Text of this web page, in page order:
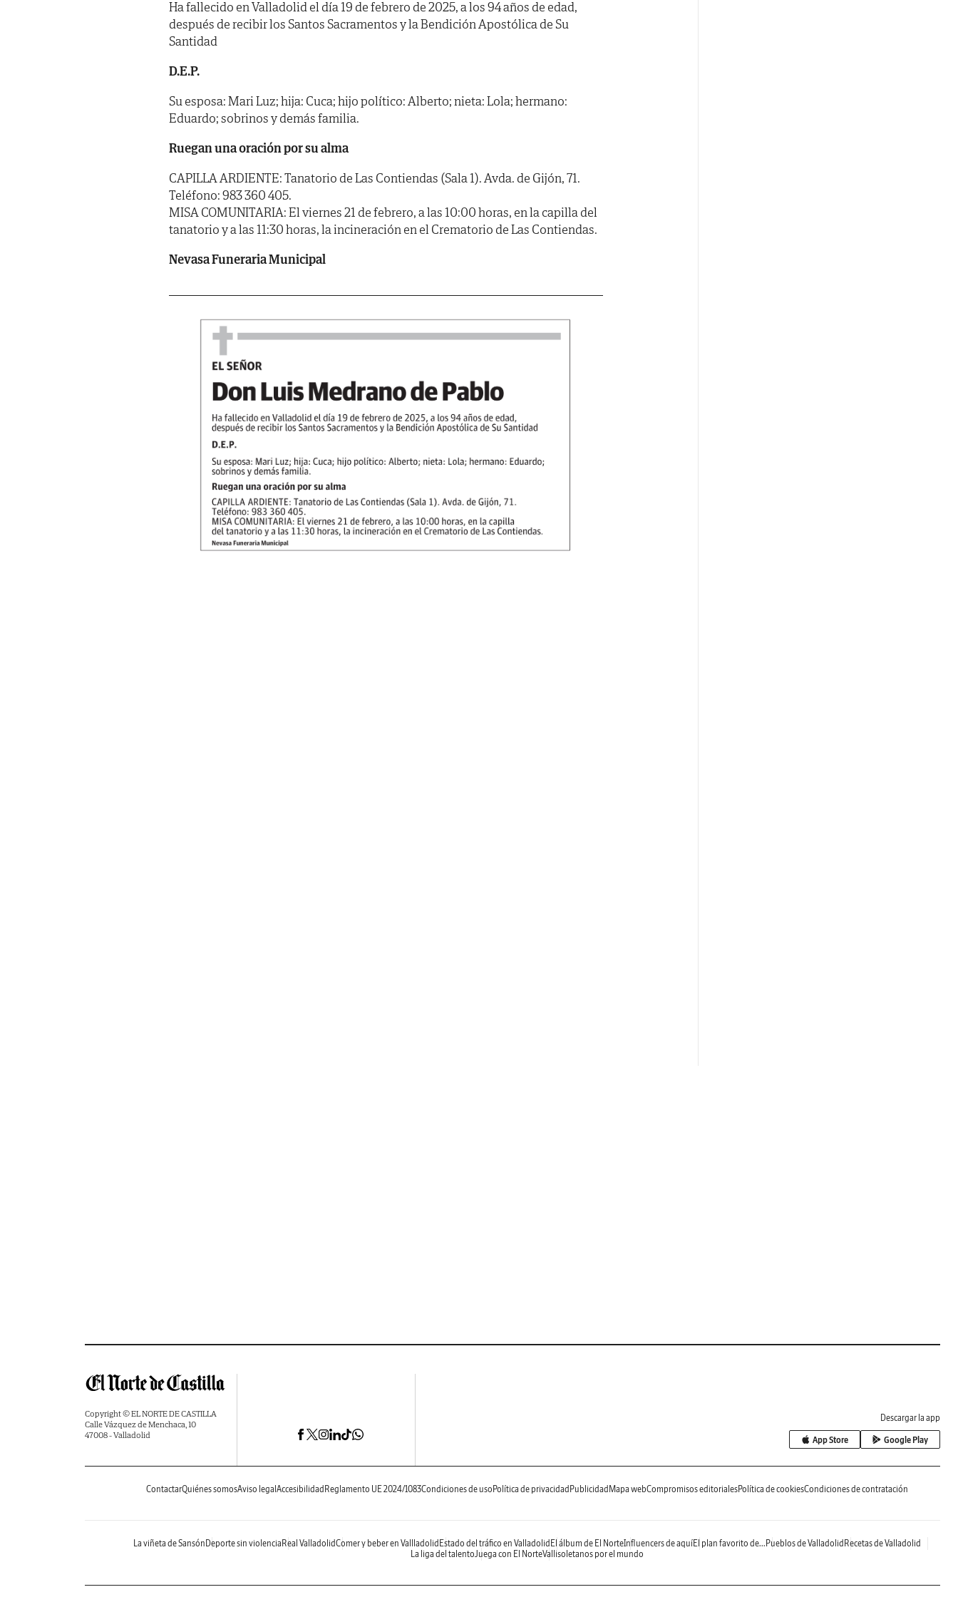
Ha fallecido en Valladolid el día 19 de febrero de 2025, a los 94 años de edad,
después de recibir los Santos Sacramentos y la Bendición Apostólica de Su
Santidad
D.E.P.
Su esposa: Mari Luz; hija: Cuca; hijo político: Alberto; nieta: Lola; hermano:
Eduardo; sobrinos y demás familia.
Ruegan una oración por su alma
CAPILLA ARDIENTE: Tanatorio de Las Contiendas (Sala 1). Avda. de Gijón, 71.
Teléfono: 983 360 405.
MISA COMUNITARIA: El viernes 21 de febrero, a las 10:00 horas, en la capilla del
tanatorio y a las 11:30 horas, la incineración en el Crematorio de Las Contiendas.
Nevasa Funeraria Municipal
Copyright © EL NORTE DE CASTILLA
Calle Vázquez de Menchaca, 10
47008 - Valladolid
Descargar la app
App Store Google Play
ContactarQuiénes somosAviso legal Accesibilidad Reglamento UE 2024/1083Condiciones de uso Política de privacidad Publicidad Mapa webCompromisos editorialesPolítica de cookiesCondiciones de contratación
La viñeta de Sansón Deporte sin violencia Real ValladolidComer y beber en Vallladolid Estado del tráfico en Valladolid El álbum de El NorteInfluencers de aquíEl plan favorito de... Pueblos de Valladolid Recetas de Valladolid
La liga del talentoJuega con El NorteVallisoletanos por el mundo